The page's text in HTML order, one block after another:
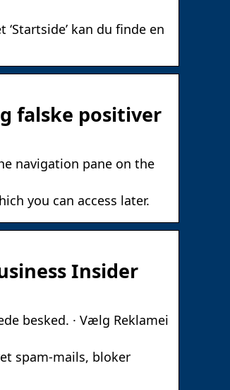
kan du finde en
falske positiver
navigation pane on the
you can access later.
Insider
besked. · Vælg Reklamei
spam-mails, bloker